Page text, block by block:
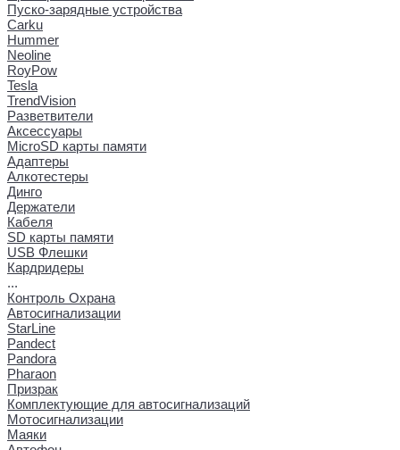
Пуско-зарядные устройства
Carku
Hummer
Neoline
RoyPow
Tesla
TrendVision
Разветвители
Аксессуары
MicroSD карты памяти
Адаптеры
Алкотестеры
Динго
Держатели
Кабеля
SD карты памяти
USB Флешки
Кардридеры
...
Контроль Охрана
Автосигнализации
StarLine
Pandect
Pandora
Pharaon
Призрак
Комплектующие для автосигнализаций
Мотосигнализации
Маяки